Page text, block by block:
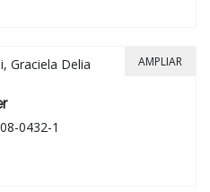
Graciela Delia
0432-1
AMPLIAR